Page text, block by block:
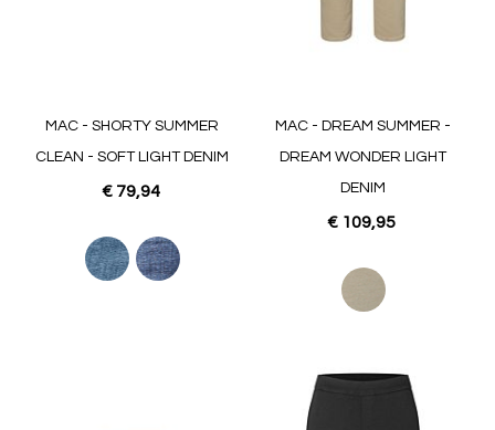
MAC - SHORTY SUMMER
CLEAN - SOFT LIGHT DENIM
€ 79,94
MAC - DREAM SUMMER -
DREAM WONDER LIGHT
DENIM
€ 109,95